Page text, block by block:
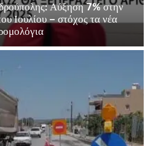
Αύξηση 7% στην
Ιουλίου – στόχος τα νέα